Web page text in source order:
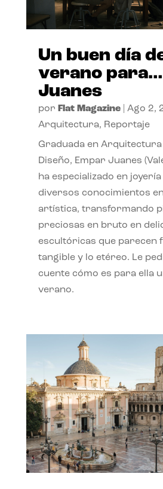
Un buen día
verano
Juanes
por Flat Magazine| Ago 2,
Arquitectura, Reportaje
Graduada en
Diseño, Empar Juanes
ha especializado en
diversos conocimientos
artística, transformando
preciosas en bruto en
escultóricas que parecen
tangible y lo etéreo. Le
cuente cómo es para ella
verano.